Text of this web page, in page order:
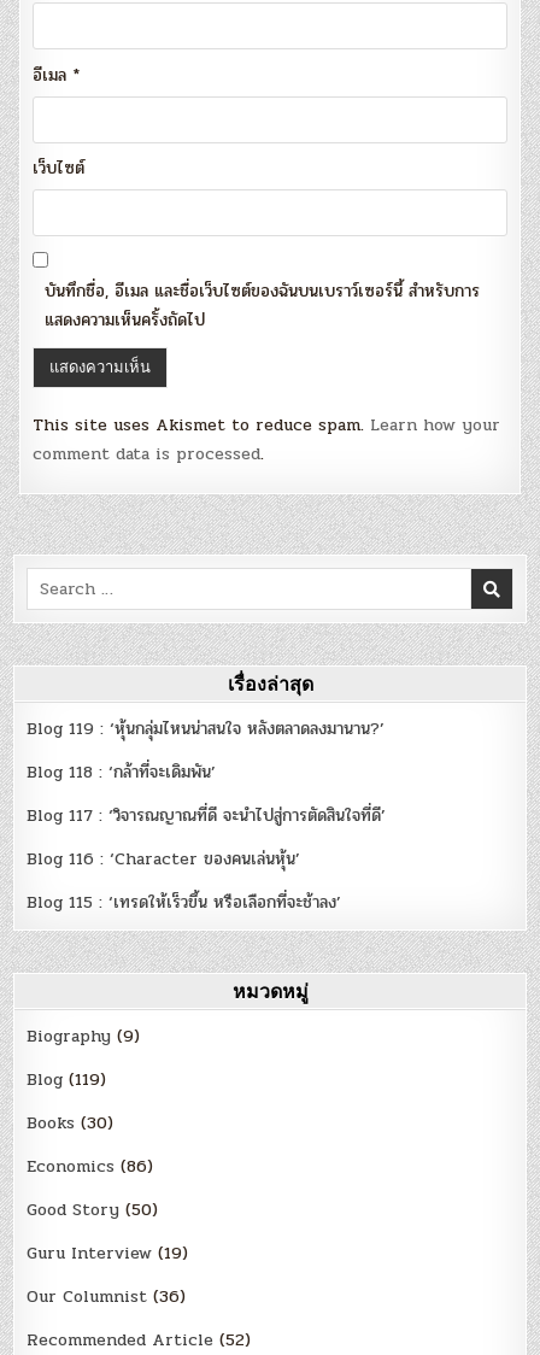
อีเมล *
เว็บไซต์
บันทึกชื่อ, อีเมล และชื่อเว็บไซต์ของฉันบนเบราว์เซอร์นี้ สำหรับการ
แสดงความเห็นครั้งถัดไป
This site uses Akismet to reduce spam. Learn how your
comment data is processed.
Search
for:
เรื่องล่าสุด
Blog 119 : ‘หุ้นกลุ่มไหนน่าสนใจ หลังตลาดลงมานาน?’
Blog 118 : ‘กล้าที่จะเดิมพัน’
Blog 117 : ‘วิจารณญาณที่ดี จะนำไปสู่การตัดสินใจที่ดี’
Blog 116 : ‘Character ของคนเล่นหุ้น’
Blog 115 : ‘เทรดให้เร็วขึ้น หรือเลือกที่จะช้าลง’
หมวดหมู่
Biography (9)
Blog (119)
Books (30)
Economics (86)
Good Story (50)
Guru Interview (19)
Our Columnist (36)
Recommended Article (52)